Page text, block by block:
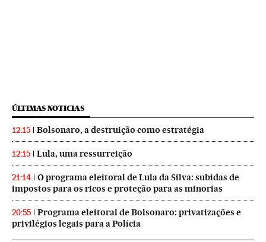
ÚLTIMAS NOTICIAS
12:15 Bolsonaro, a destruição como estratégia
12:15 Lula, uma ressurreição
21:14
O programa eleitoral de Lula da Silva: subidas de
impostos para os ricos e proteção para as minorias
20:55
Programa eleitoral de Bolsonaro: privatizações e
privilégios legais para a Polícia